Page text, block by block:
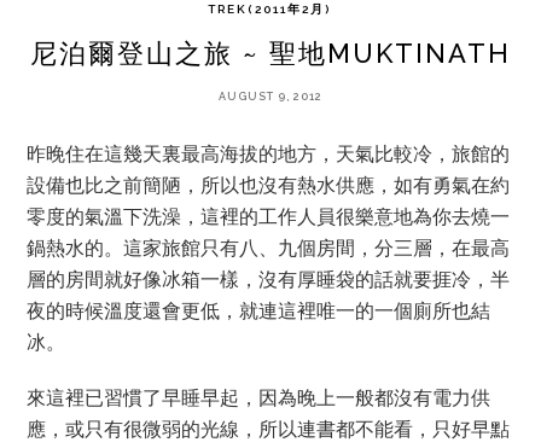
TREK(2011年2月)
尼泊爾登山之旅 ~ 聖地MUKTINATH
AUGUST 9, 2012
昨晚住在這幾天裏最高海拔的地方，天氣比較冷，旅館的
設備也比之前簡陋，所以也沒有熱水供應，如有勇氣在約
零度的氣溫下洗澡，這裡的工作人員很樂意地為你去燒一
鍋熱水的。這家旅館只有八、九個房間，分三層，在最高
層的房間就好像冰箱一樣，沒有厚睡袋的話就要捱冷，半
夜的時候溫度還會更低，就連這裡唯一的一個廁所也結
冰。
來這裡已習慣了早睡早起，因為晚上一般都沒有電力供
應，或只有很微弱的光線，所以連書都不能看，只好早點